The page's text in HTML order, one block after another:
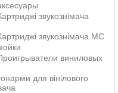
звукознімача
звукознімача MС
виниловых
для вінілового